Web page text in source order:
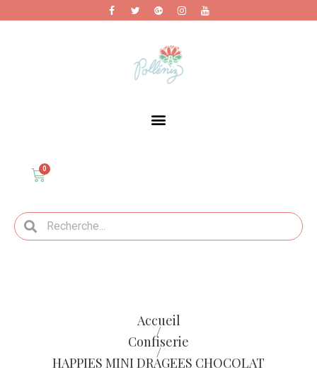
Accueil
/
Confiserie
/
HAPPIES MINI DRAGEES CHOCOLAT